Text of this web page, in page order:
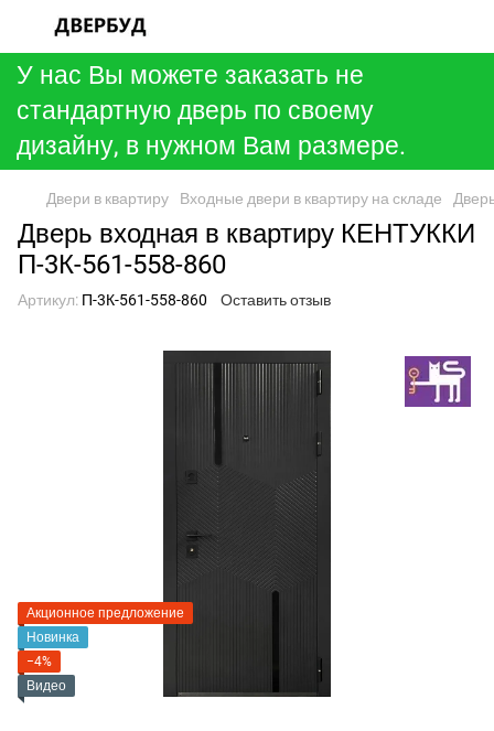
У нас Вы можете заказать не
стандартную дверь по своему
дизайну, в нужном Вам размере.
Двери в квартиру Входные двери в квартиру на складе
Дверь входная в квартиру КЕНТУККИ
П-3К-561-558-860
Артикул: П-3К-561-558-860 Оставить отзыв
Акционное предложение
Новинка
−4%
Видео